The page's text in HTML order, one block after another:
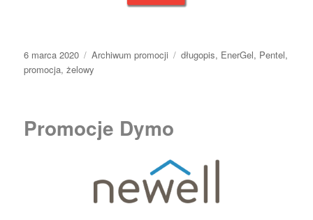
Data
publikacji
6 marca 2020 Kategorie
Archiwum promocji Tagi
długopis, EnerGel, Pentel,
promocja,żelowy
Promocje Dymo